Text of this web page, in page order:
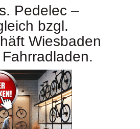
Pedelec –
bzgl.
Wiesbaden